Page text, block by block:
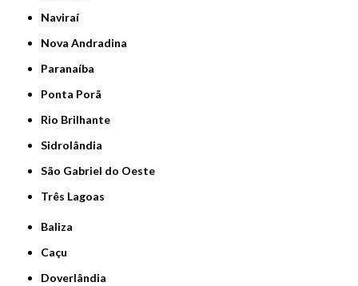
Naviraí
Nova Andradina
Paranaíba
Ponta Porã
Rio Brilhante
Sidrolândia
São Gabriel do Oeste
Três Lagoas
Baliza
Caçu
Doverlândia